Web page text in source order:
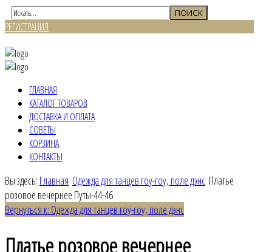
РЕГИСТРАЦИЯ
ГЛАВНАЯ
КАТАЛОГ ТОВАРОВ
ДОСТАВКА И ОПЛАТА
СОВЕТЫ
КОРЗИНА
КОНТАКТЫ
Вы здесь: Главная Одежда для танцев гоу-гоу, поле дэнс Платье
розовое вечернее Путы-44-46
Вернуться к: Одежда для танцев гоу-гоу, поле дэнс
Платье розовое вечернее